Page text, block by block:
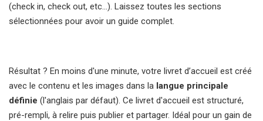
(check in, check out, etc...). Laissez toutes les sections
sélectionnées pour avoir un guide complet.
Résultat ? En moins d'une minute, votre livret d’accueil est créé
avec le contenu et les images dans la langue principale
définie (l'anglais par défaut). Ce livret d'accueil est structuré,
pré-rempli, à relire puis publier et partager. Idéal pour un gain de